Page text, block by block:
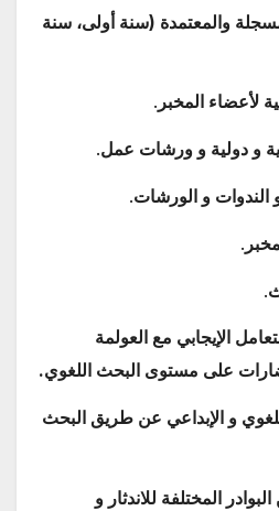
والمعتمدة (سنة أولى، سنة
اء المخبر .
و دولية و ورشات عمل.
.
.
.
الإيجابي مع العولمة
على مستوى البحث اللغوي.
و الإبداعي عن طريق البحث
المختلفة للاندثار و